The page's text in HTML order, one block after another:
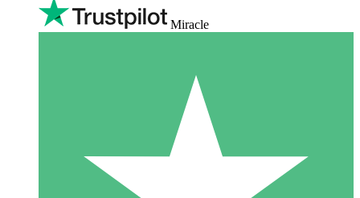
Miracle